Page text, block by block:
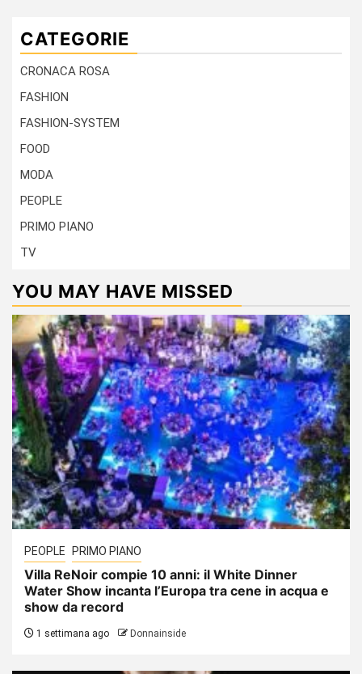
CATEGORIE
CRONACA ROSA
FASHION
FASHION-SYSTEM
FOOD
MODA
PEOPLE
PRIMO PIANO
TV
YOU MAY HAVE MISSED
PEOPLE PRIMO PIANO
Villa ReNoir compie 10 anni: il White Dinner
Water Show incanta l’Europa tra cene in acqua e
show da record
1 settimana ago Donnainside